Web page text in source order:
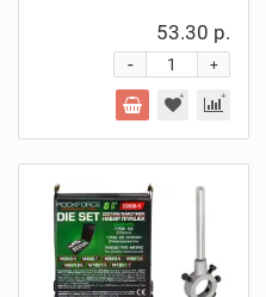
53.30 р.
+
-